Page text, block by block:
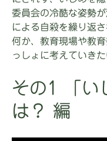
委員会の冷酷な姿勢
による自殺を繰り返
何か、教育現場や教
っしょに考えていきた
その1 「い
は？ 編